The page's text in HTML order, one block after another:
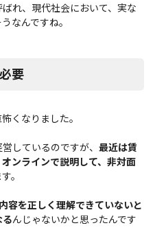
ばれ、現代社会において、実な
なんですね。
要
くなりました。
しているのですが、 最近は賃
ンラインで説明して、非対面
。
容を正しく理解できていないと
んじゃないかと思ったんです